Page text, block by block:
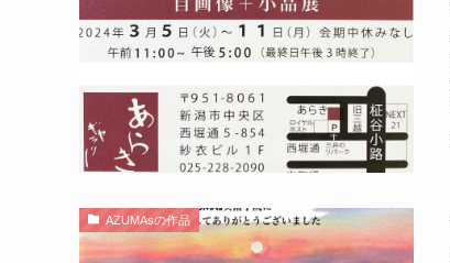
AZUMAsの作品